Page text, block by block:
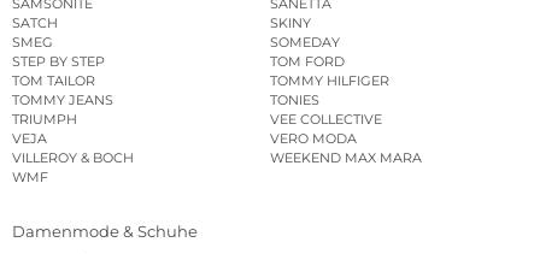
SAMSONITE
SANETTA
SATCH
SKINY
SMEG
SOMEDAY
STEP BY STEP
TOM FORD
TOM TAILOR
TOMMY HILFIGER
TOMMY JEANS
TONIES
TRIUMPH
VEE COLLECTIVE
VEJA
VERO MODA
VILLEROY & BOCH
WEEKEND MAX MARA
WMF
Damenmode & Schuhe